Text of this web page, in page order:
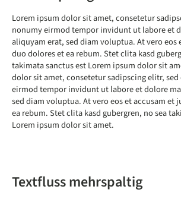
Lorem ipsum dolor sit amet, consetetur
nonumy eirmod tempor invidunt ut labore et
aliquyam erat, sed diam voluptua. At vero eos
duo dolores et ea rebum. Stet clita kasd
takimata sanctus est Lorem ipsum dolor sit
dolor sit amet, consetetur sadipscing elitr,
eirmod tempor invidunt ut labore et dolore
sed diam voluptua. At vero eos et accusam et
ea rebum. Stet clita kasd gubergren, no sea
Lorem ipsum dolor sit amet.
Textfluss mehrspaltig